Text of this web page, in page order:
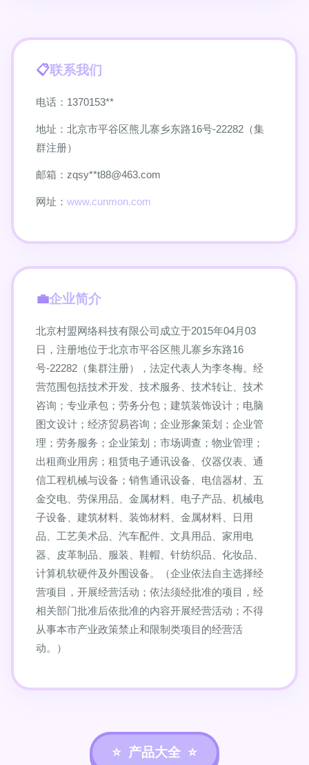
联系我们
电话：1370153**
地址：北京市平谷区熊儿寨乡东路16号-22282（集
群注册）
邮箱：zqsy**t88@463.com
网址： www.cunmon.com
企业简介
北京村盟网络科技有限公司成立于2015年04月03
日，注册地位于北京市平谷区熊儿寨乡东路16
号-22282（集群注册），法定代表人为李冬梅。经
营范围包括技术开发、技术服务、技术转让、技术
咨询；专业承包；劳务分包；建筑装饰设计；电脑
图文设计；经济贸易咨询；企业形象策划；企业管
理；劳务服务；企业策划；市场调查；物业管理；
出租商业用房；租赁电子通讯设备、仪器仪表、通
信工程机械与设备；销售通讯设备、电信器材、五
金交电、劳保用品、金属材料、电子产品、机械电
子设备、建筑材料、装饰材料、金属材料、日用
品、工艺美术品、汽车配件、文具用品、家用电
器、皮革制品、服装、鞋帽、针纺织品、化妆品、
计算机软硬件及外围设备。（企业依法自主选择经
营项目，开展经营活动；依法须经批准的项目，经
相关部门批准后依批准的内容开展经营活动；不得
从事本市产业政策禁止和限制类项目的经营活
动。）
产品大全